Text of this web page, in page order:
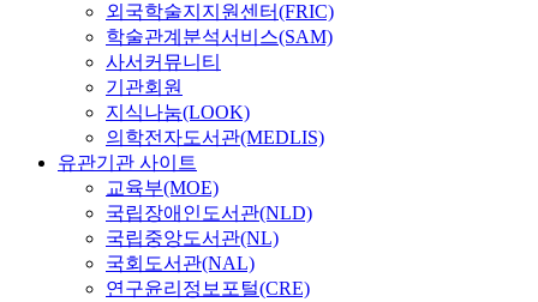
외국학술지지원센터(FRIC)
학술관계분석서비스(SAM)
사서커뮤니티
기관회원
지식나눔(LOOK)
의학전자도서관(MEDLIS)
유관기관 사이트
교육부(MOE)
국립장애인도서관(NLD)
국립중앙도서관(NL)
국회도서관(NAL)
연구윤리정보포털(CRE)